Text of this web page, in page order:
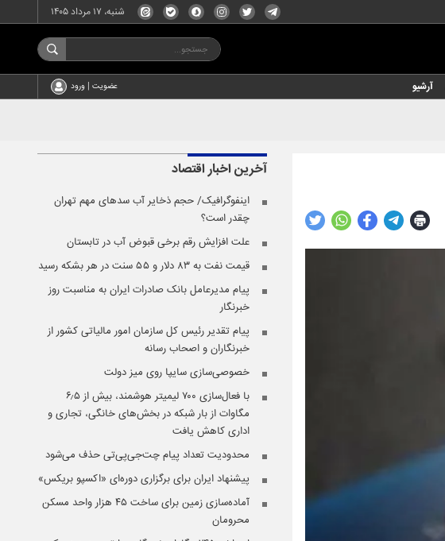
شنبه، ۱۷ مرداد ۱۴۰۵
آرشیو عضویت | ورود
آخرین اخباراقتصاد
اینفوگرافیک/ حجم ذخایر آب سدهای مهم تهران
چقدر است؟
علت افزایش رقم برخی قبوض آب در تابستان
قیمت نفت به ۸۳ دلار و ۵۵ سنت در هر بشکه رسید
پیام مدیرعامل بانک صادرات ایران به مناسبت روز
خبرنگار
پیام تقدیر رئیس کل سازمان امور مالیاتی کشور از
خبرنگاران و اصحاب رسانه
خصوصی‌سازی سایپا روی میز دولت
با فعال‌سازی ۷۰۰ لیمیتر هوشمند، بیش از ۶٫۵
مگاوات از بار شبکه در بخش‌های خانگی، تجاری و
اداری کاهش یافت
محدودیت تعداد پیام چت‌جی‌پی‌تی حذف می‌شود
پیشنهاد ایران برای برگزاری دوره‌ای «اکسپو بریکس»
آماده‌سازی زمین برای ساخت ۴۵ هزار واحد مسکن
محرومان